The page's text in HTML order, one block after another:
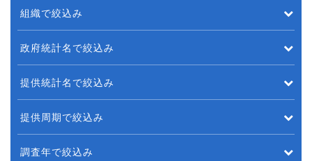
組織で絞込み
政府統計名で絞込み
提供統計名で絞込み
提供周期で絞込み
調査年で絞込み